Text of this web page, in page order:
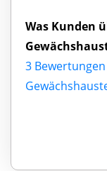
Was Kunden
3